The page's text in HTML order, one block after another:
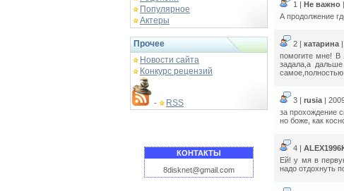
Популярное
Актеры
Прочее
Новости сайта
Конкурс рецензий
- RSS
КОНТАКТЫ
8disknet@gmail.com
1 | Не важно
А продолжение
2 | катарина
помогите мне! В
задала,а
3 | rusia |
за прохождение
но боже, как
4 |
Ей! у мя в
надо отдохнуть